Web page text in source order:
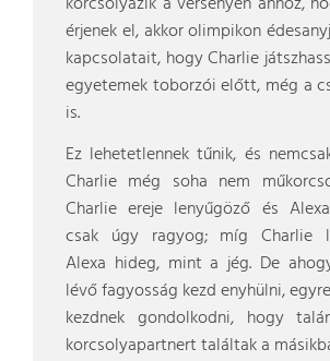
érjenek el, akkor olimpikon
kapcsolatait, hogy Charlie
egyetemek toborzói előtt, még a
is.
Ez lehetetlennek tűnik, és
Charlie még soha nem
Charlie ereje lenyűgöző és
csak úgy ragyog; míg Charlie
Alexa hideg, mint a jég. De
lévő fagyosság kezd enyhülni,
kezdnek gondolkodni, hogy
korcsolyapartnert találtak a